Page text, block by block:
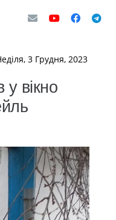
3 Грудня, 2023
у вікно